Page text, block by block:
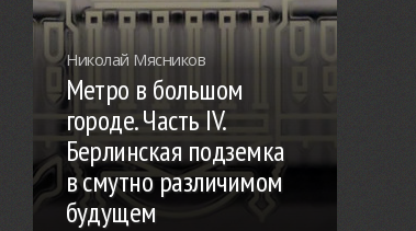
Николай Мясников
Метро в большом
городе. Часть IV.
Берлинская подземка
в смутно различимом
будущем